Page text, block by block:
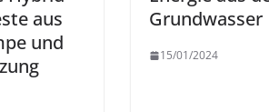
aus
und
Grundwasser
15/01/2024